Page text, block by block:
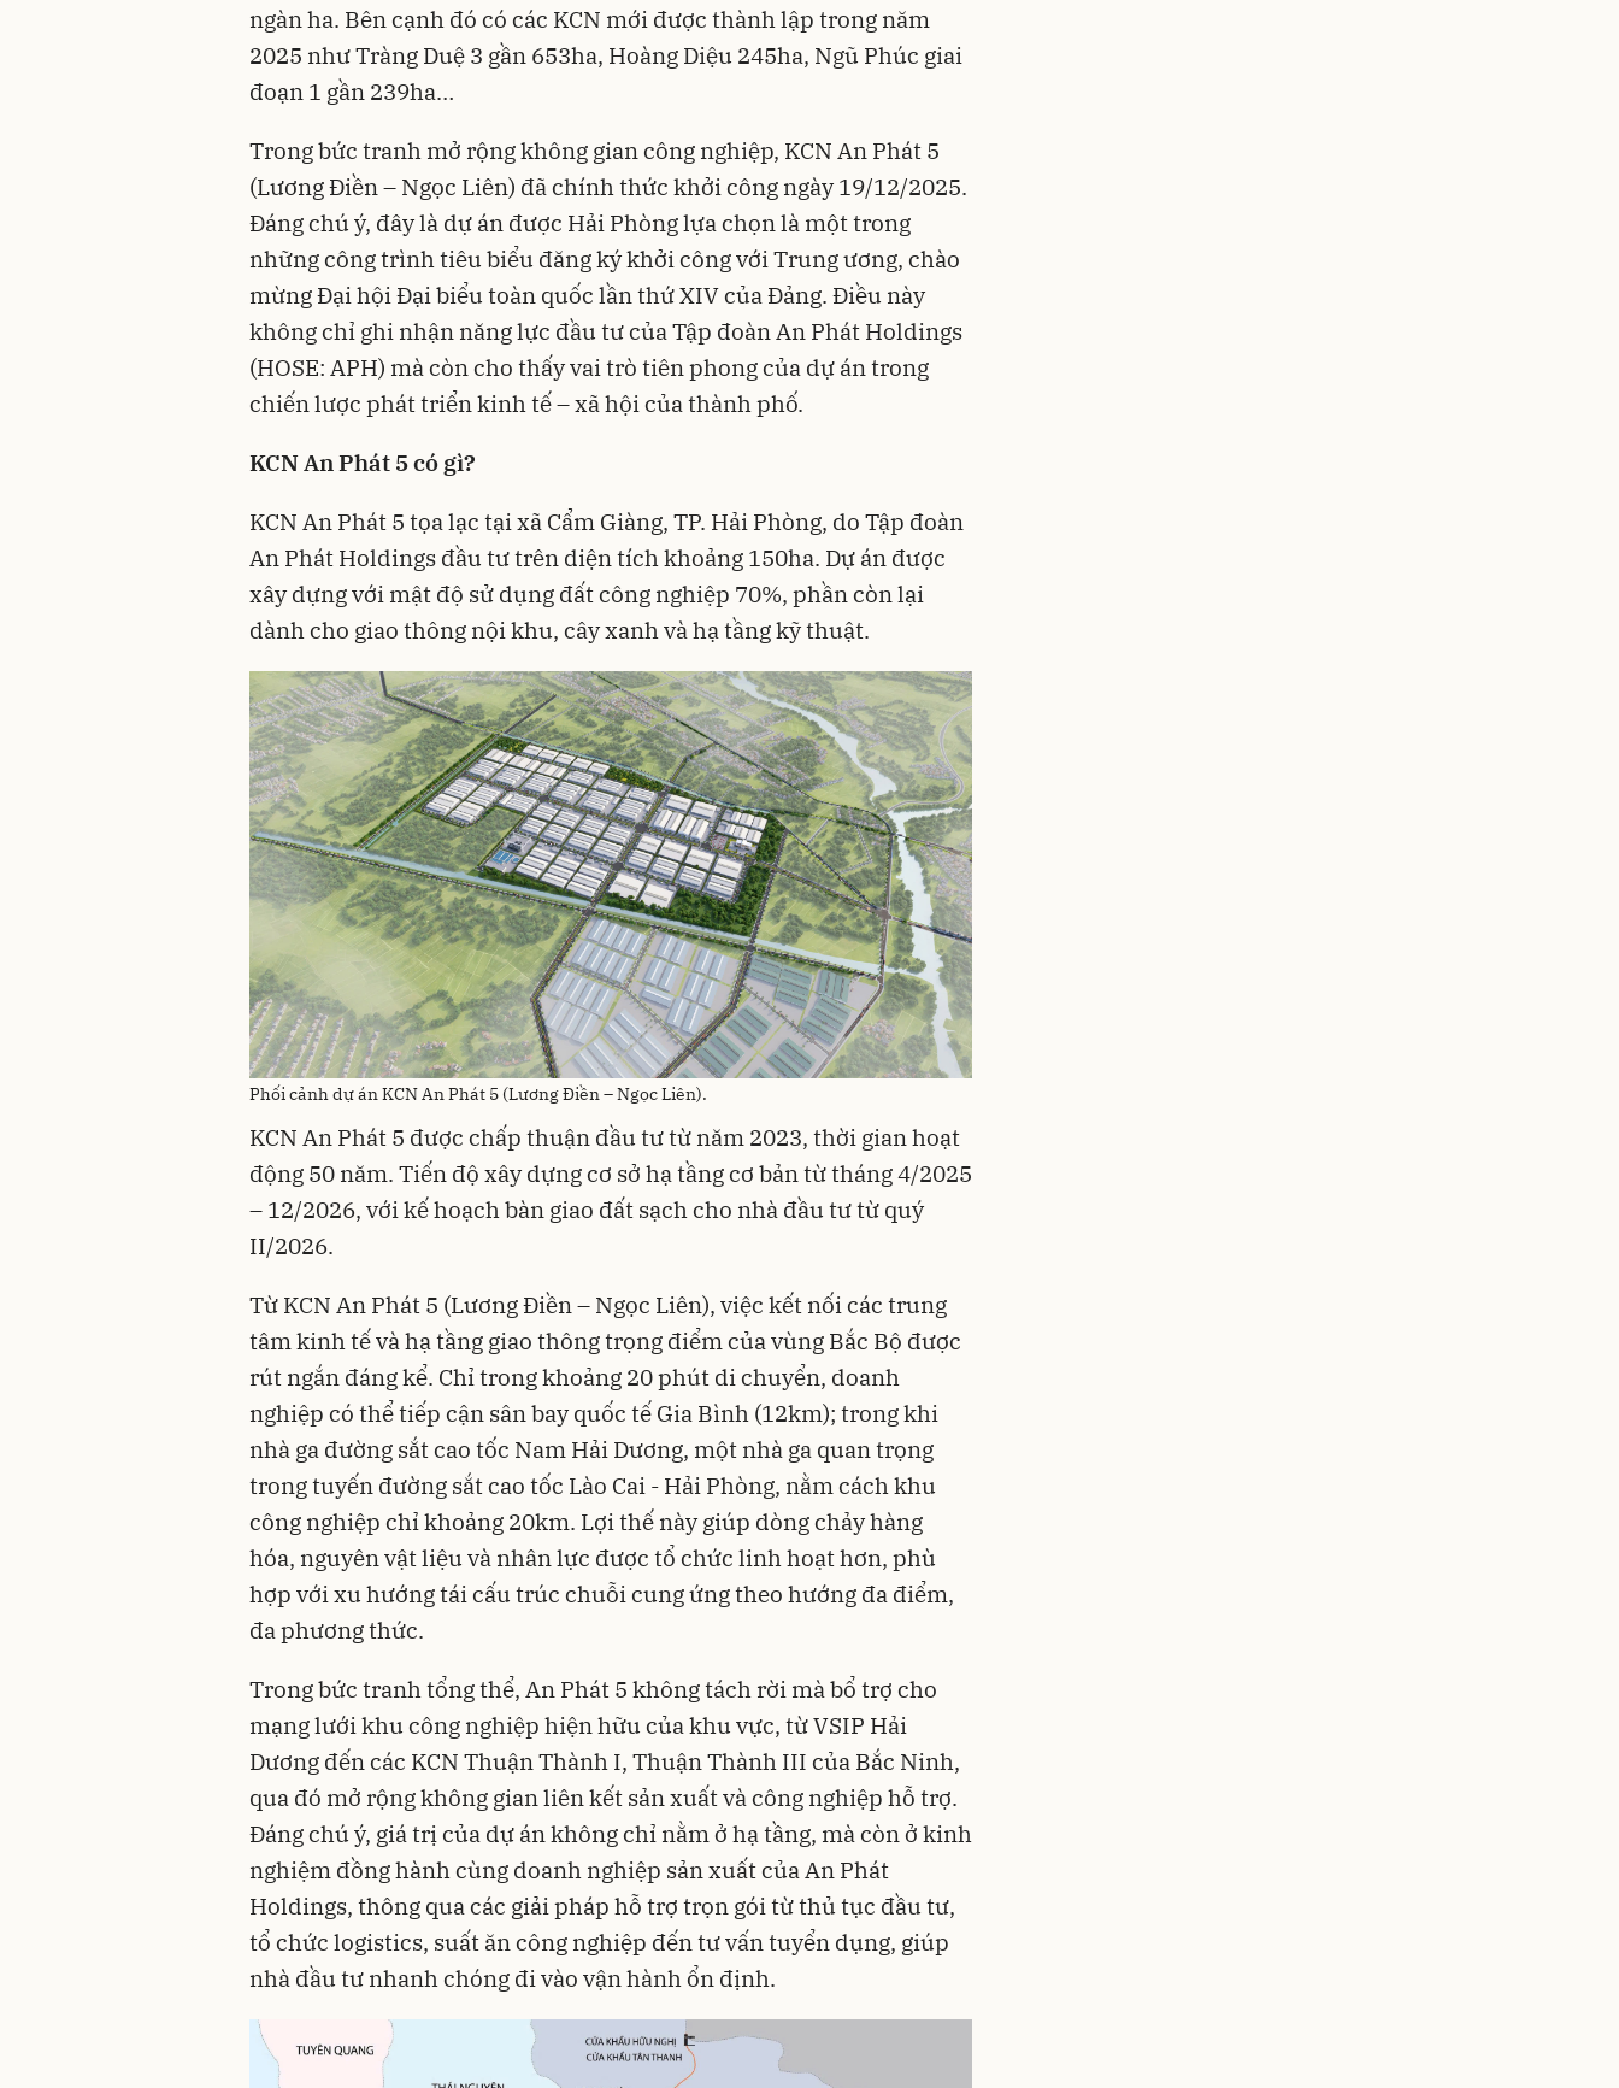
ngàn ha. Bên cạnh đó có các KCN mới được thành lập trong năm
2025 như Tràng Duệ 3 gần 653ha, Hoàng Diệu 245ha, Ngũ Phúc giai
đoạn 1 gần 239ha…
Trong bức tranh mở rộng không gian công nghiệp, KCN An Phát 5
(Lương Điền – Ngọc Liên) đã chính thức khởi công ngày 19/12/2025.
Đáng chú ý, đây là dự án được Hải Phòng lựa chọn là một trong
những công trình tiêu biểu đăng ký khởi công với Trung ương, chào
mừng Đại hội Đại biểu toàn quốc lần thứ XIV của Đảng. Điều này
không chỉ ghi nhận năng lực đầu tư của Tập đoàn An Phát Holdings
(HOSE: APH) mà còn cho thấy vai trò tiên phong của dự án trong
chiến lược phát triển kinh tế – xã hội của thành phố.
KCN An Phát 5có gì?
KCN An Phát 5 tọa lạc tại xã Cẩm Giàng, TP. Hải Phòng, do Tập đoàn
An Phát Holdings đầu tư trên diện tích khoảng 150ha. Dự án được
xây dựng với mật độ sử dụng đất công nghiệp 70%, phần còn lại
dành cho giao thông nội khu, cây xanh và hạ tầng kỹ thuật.
Phối cảnh dự án KCN An Phát 5 (Lương Điền – Ngọc Liên).
KCN An Phát 5 được chấp thuận đầu tư từ năm 2023, thời gian hoạt
động 50 năm. Tiến độ xây dựng cơ sở hạ tầng cơ bản từ tháng 4/2025
– 12/2026, với kế hoạch bàn giao đất sạch cho nhà đầu tư từ quý
II/2026.
Từ KCN An Phát 5 (Lương Điền – Ngọc Liên), việc kết nối các trung
tâm kinh tế và hạ tầng giao thông trọng điểm của vùng Bắc Bộ được
rút ngắn đáng kể. Chỉ trong khoảng 20 phút di chuyển, doanh
nghiệp có thể tiếp cận sân bay quốc tế Gia Bình (12km); trong khi
nhà ga đường sắt cao tốc Nam Hải Dương, một nhà ga quan trọng
trong tuyến đường sắt cao tốc Lào Cai - Hải Phòng, nằm cách khu
công nghiệp chỉ khoảng 20km. Lợi thế này giúp dòng chảy hàng
hóa, nguyên vật liệu và nhân lực được tổ chức linh hoạt hơn, phù
hợp với xu hướng tái cấu trúc chuỗi cung ứng theo hướng đa điểm,
đa phương thức.
Trong bức tranh tổng thể, An Phát 5 không tách rời mà bổ trợ cho
mạng lưới khu công nghiệp hiện hữu của khu vực, từ VSIP Hải
Dương đến các KCN Thuận Thành I, Thuận Thành III của Bắc Ninh,
qua đó mở rộng không gian liên kết sản xuất và công nghiệp hỗ trợ.
Đáng chú ý, giá trị của dự án không chỉ nằm ở hạ tầng, mà còn ở kinh
nghiệm đồng hành cùng doanh nghiệp sản xuất của An Phát
Holdings, thông qua các giải pháp hỗ trợ trọn gói từ thủ tục đầu tư,
tổ chức logistics, suất ăn công nghiệp đến tư vấn tuyển dụng, giúp
nhà đầu tư nhanh chóng đi vào vận hành ổn định.